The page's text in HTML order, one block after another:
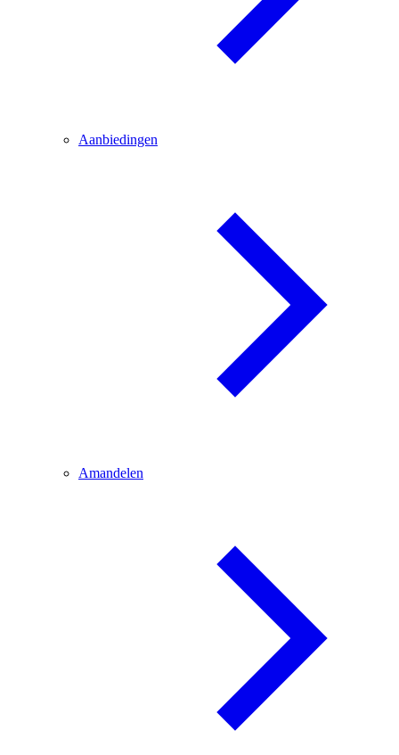
Aanbiedingen
Amandelen